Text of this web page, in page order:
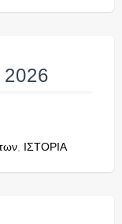
ΙΣΤΟΡΙΑ